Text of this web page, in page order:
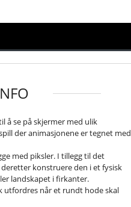
å se på skjermer med ulik
der animasjonene er tegnet med
med piksler. I tillegg til det
konstruere den i et fysisk
landskapet i firkanter.
utfordres når et rundt hode skal